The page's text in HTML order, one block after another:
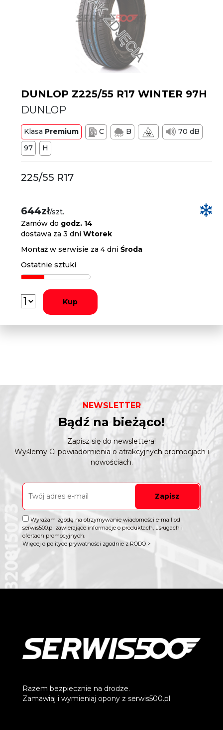
DUNLOP Z225/55 R17 WINTER 97H
DUNLOP
Klasa Premium C B
70 dB
97
H
225/55 R17
644zł/szt.
Zamów do godz. 14
dostawa za 3 dniWtorek
Montaż w serwisie za 4 dniŚroda
Ostatnie sztuki
Kup
NEWSLETTER
Bądź na bieżąco!
Zapisz się do newslettera!
Wyślemy Ci powiadomienia o atrakcyjnych promocjach i
nowościach.
Zapisz
Wyrażam zgodę na otrzymywanie wiadomości e-mail od
serwis500.pl zawierające informacje o produktach, usługach i
ofertach promocyjnych.
Więcej o polityce prywatności zgodnie z RODO >
Razem bezpiecznie na drodze.
Zamawiaj i wymieniaj opony z serwis500.pl